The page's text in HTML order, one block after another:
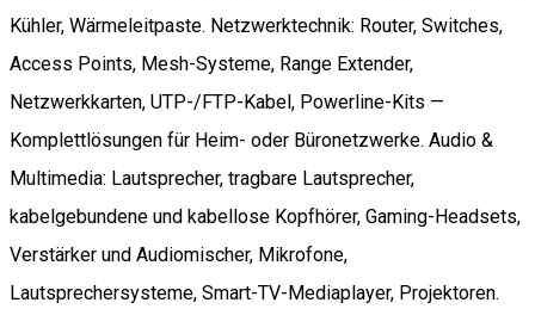
Kühler, Wärmeleitpaste. Netzwerktechnik: Router, Switches,
Access Points, Mesh-Systeme, Range Extender,
Netzwerkkarten, UTP-/FTP-Kabel, Powerline-Kits —
Komplettlösungen für Heim- oder Büronetzwerke. Audio &
Multimedia: Lautsprecher, tragbare Lautsprecher,
kabelgebundene und kabellose Kopfhörer, Gaming-Headsets,
Verstärker und Audiomischer, Mikrofone,
Lautsprechersysteme, Smart-TV-Mediaplayer, Projektoren.